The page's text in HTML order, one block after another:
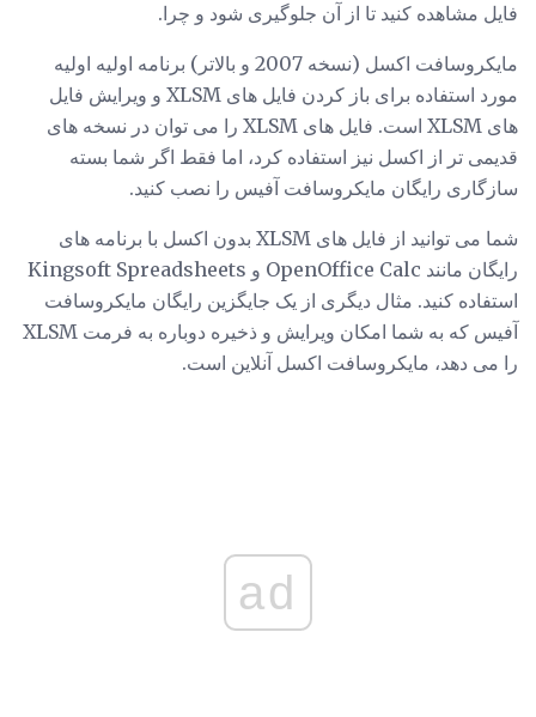
فایل مشاهده کنید تا از آن جلوگیری شود و چرا.
مایکروسافت اکسل (نسخه 2007 و بالاتر) برنامه اولیه اولیه
مورد استفاده برای باز کردن فایل های XLSM و ویرایش فایل
های XLSM است. فایل های XLSM را می توان در نسخه های
قدیمی تر از اکسل نیز استفاده کرد، اما فقط اگر شما بسته
سازگاری رایگان مایکروسافت آفیس را نصب کنید.
شما می توانید از فایل های XLSM بدون اکسل با برنامه های
رایگان مانند OpenOffice Calc و Kingsoft Spreadsheets
استفاده کنید. مثال دیگری از یک جایگزین رایگان مایکروسافت
آفیس که به شما امکان ویرایش و ذخیره دوباره به فرمت XLSM
را می دهد، مایکروسافت اکسل آنلاین است.
ad